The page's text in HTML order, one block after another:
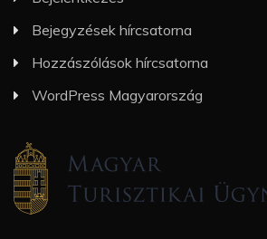
Bejegyzések hírcsatorna
Hozzászólások hírcsatorna
WordPress Magyarország